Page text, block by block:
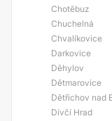
Chotěbuz
Chuchelná
Chvalíkovice
Darkovice
Děhylov
Dětmarovice
Dětřichov nad
Dívčí Hrad